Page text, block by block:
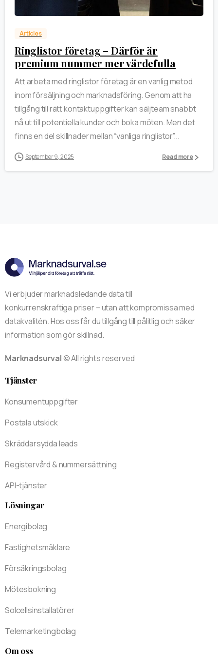
Articles
Ringlistor företag – Därför är
premium nummer mer värdefulla
Att arbeta med ringlistor företag är en vanlig metod
inom försäljning och marknadsföring. Genom att ha
tillgång till rätt kontaktuppgifter kan säljteam snabbt
nå ut till potentiella kunder och boka möten. Men det
finns en del skillnader mellan “vanliga ringlistor”...
September 9, 2025 Read more
Vi erbjuder marknadsledande data till
konkurrenskraftiga priser – utan att kompromissa med
datakvalitén. Hos oss får du tillgång till pålitlig och säker
information som gör skillnad.
Marknadsurval © All rights reserved
Tjänster
Konsumentuppgifter
Postala utskick
Skräddarsydda leads
Registervård & nummersättning
API-tjänster
Lösningar
Energibolag
Fastighetsmäklare
Försäkringsbolag
Mötesbokning
Solcellsinstallatörer
Telemarketingbolag
Om oss